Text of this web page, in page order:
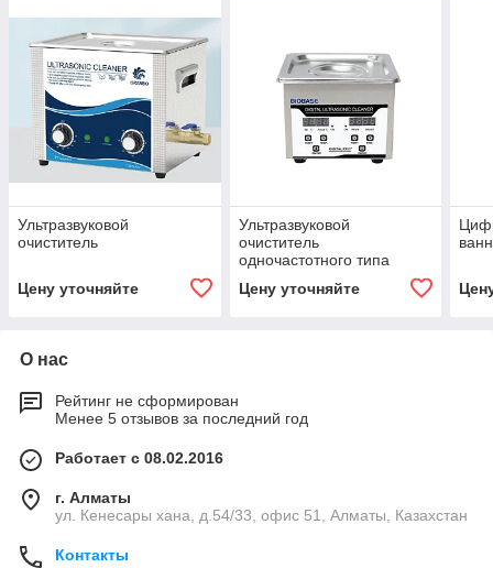
Ультразвуковой
очиститель
Цену уточняйте
Ультразвуковой
очиститель
одночастотного типа
Цену уточняйте
О нас
Рейтинг не сформирован
Менее 5 отзывов за последний год
Работает с 08.02.2016
г. Алматы
ул. Кенесары хана, д.54/33, офис 51, Алматы, Казахстан
Контакты